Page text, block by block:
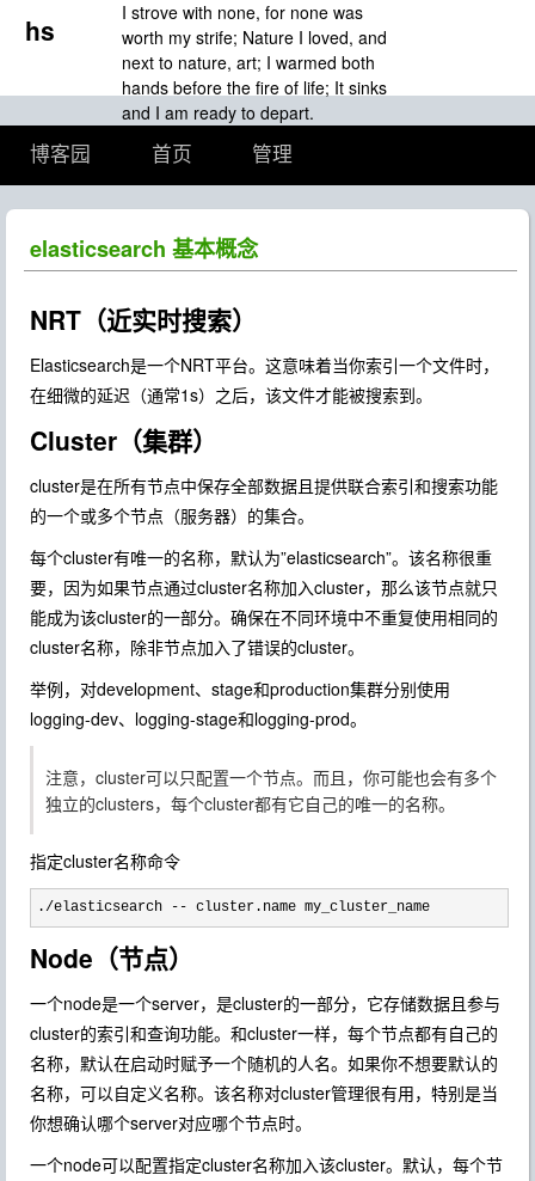
hs
I strove with none, for none was
worth my strife; Nature I loved, and
next to nature, art; I warmed both
hands before the fire of life; It sinks
and I am ready to depart.
博客园 首页 管理
elasticsearch 基本概念
NRT（近实时搜索）
Elasticsearch是一个NRT平台。这意味着当你索引一个文件时，
在细微的延迟（通常1s）之后，该文件才能被搜索到。
Cluster（集群）
cluster是在所有节点中保存全部数据且提供联合索引和搜索功能
的一个或多个节点（服务器）的集合。
每个cluster有唯一的名称，默认为”elasticsearch”。该名称很重
要，因为如果节点通过cluster名称加入cluster，那么该节点就只
能成为该cluster的一部分。确保在不同环境中不重复使用相同的
cluster名称，除非节点加入了错误的cluster。
举例，对development、stage和production集群分别使用
logging-dev、logging-stage和logging-prod。
注意，cluster可以只配置一个节点。而且，你可能也会有多个
独立的clusters，每个cluster都有它自己的唯一的名称。
指定cluster名称命令
./elasticsearch -- cluster.name my_cluster_name
Node（节点）
一个node是一个server，是cluster的一部分，它存储数据且参与
cluster的索引和查询功能。和cluster一样，每个节点都有自己的
名称，默认在启动时赋予一个随机的人名。如果你不想要默认的
名称，可以自定义名称。该名称对cluster管理很有用，特别是当
你想确认哪个server对应哪个节点时。
一个node可以配置指定cluster名称加入该cluster。默认，每个节